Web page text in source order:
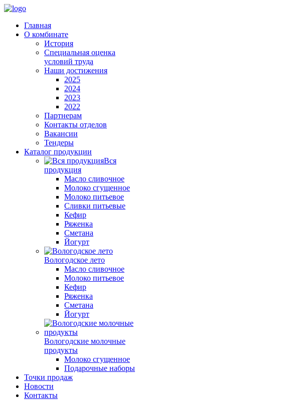
Главная
О комбинате
История
Специальная оценка
условий труда
Наши достижения
2025
2024
2023
2022
Партнерам
Контакты отделов
Вакансии
Тендеры
Каталог продукции
Вся
продукция
Масло сливочное
Молоко сгущенное
Молоко питьевое
Сливки питьевые
Кефир
Ряженка
Сметана
Йогурт
Вологодское лето
Масло сливочное
Молоко питьевое
Кефир
Ряженка
Сметана
Йогурт
Вологодские молочные
продукты
Молоко сгущенное
Подарочные наборы
Точки продаж
Новости
Контакты